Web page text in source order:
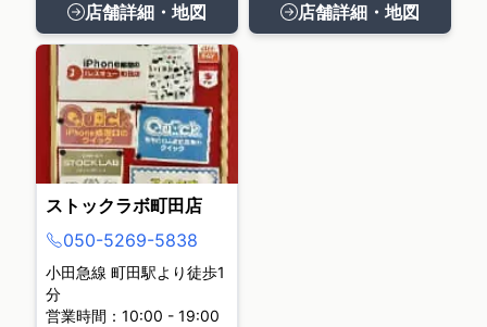
店舗詳細・地図 店舗詳細・地図
ストックラボ町田店
050-5269-5838
小田急線 町田駅より徒歩1
分
営業時間：10:00 - 19:00